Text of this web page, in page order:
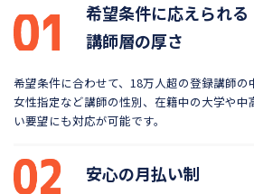
希望条件に応えられる
講師層の厚さ
希望条件に合わせて、18万人超の登録講師の
女性指定など講師の性別、在籍中の大学や中
い要望にも対応が可能です。
安心の月払い制